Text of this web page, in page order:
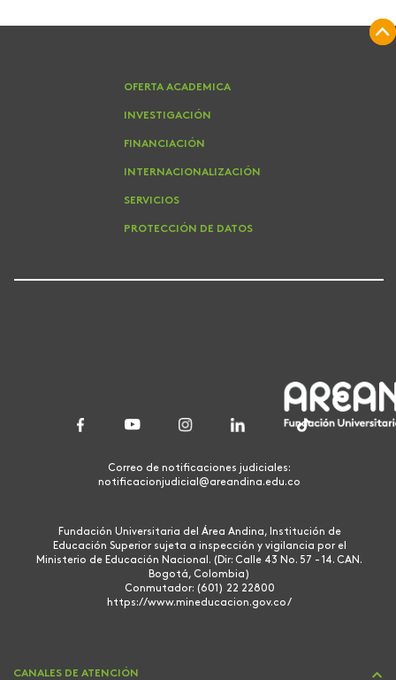
OFERTA ACADEMICA
INVESTIGACIÓN
FINANCIACIÓN
INTERNACIONALIZACIÓN
SERVICIOS
PROTECCIÓN DE DATOS
Correo de notificaciones judiciales:
notificacionjudicial@areandina.edu.co
Fundación Universitaria del Área Andina, Institución de
Educación Superior sujeta a inspección y vigilancia por el
Ministerio de Educación Nacional. (Dir: Calle 43 No. 57 - 14. CAN.
Bogotá, Colombia)
Conmutador: (601) 22 22800
https://www.mineducacion.gov.co/
CANALES DE ATENCIÓN